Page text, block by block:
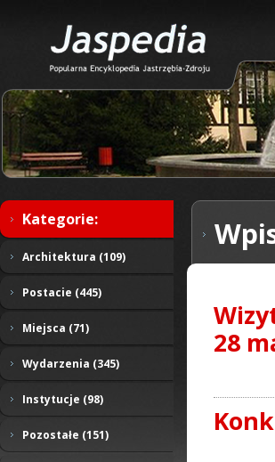
Kategorie:
Architektura (109)
Postacie (445)
Miejsca (71)
Wydarzenia (345)
Instytucje (98)
Pozostałe (151)
28